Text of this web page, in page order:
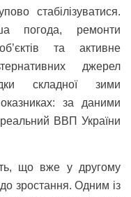
стабілізуватися.
погода, ремонти
та активне
джерел
складної зими
за даними
ВВП України
що вже у другому
зростання. Одним із